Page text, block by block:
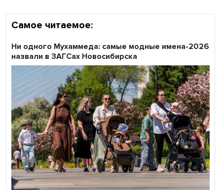
Самое читаемое:
Ни одного Мухаммеда: самые модные имена-2026
назвали в ЗАГСах Новосибирска